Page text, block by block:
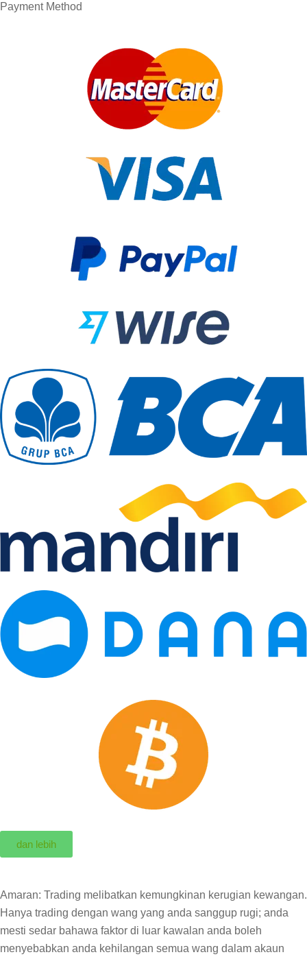
PaymentMethod
dan lebih
Amaran: Trading melibatkan kemungkinan kerugian kewangan.
Hanya trading dengan wang yang anda sanggup rugi; anda
mesti sedar bahawa faktor di luar kawalan anda boleh
menyebabkan anda kehilangan semua wang dalam akaun